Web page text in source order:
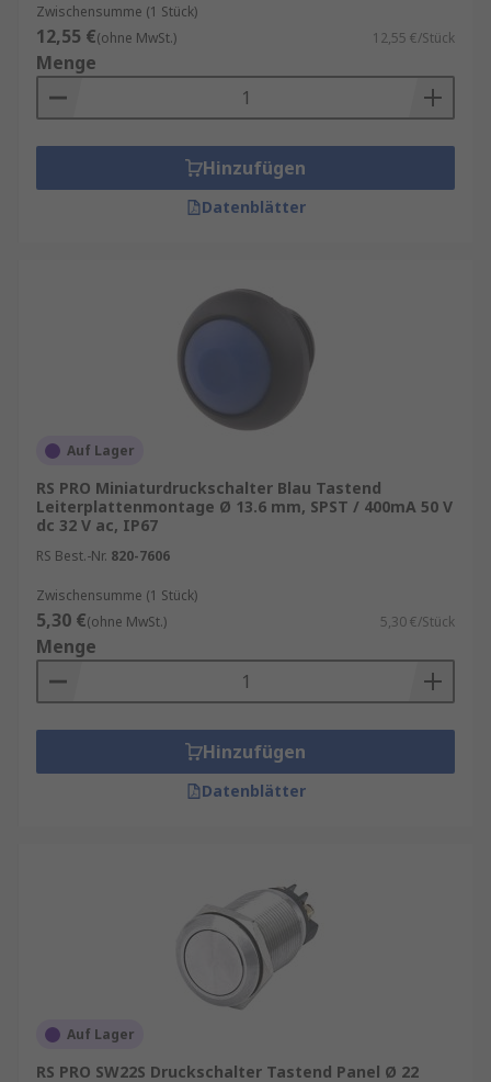
Zwischensumme (1 Stück)
12,55 €(ohne MwSt.) 12,55 €/Stück
Menge
Hinzufügen
Datenblätter
Auf Lager
RS PRO Miniaturdruckschalter Blau Tastend
Leiterplattenmontage Ø 13.6 mm, SPST / 400mA 50 V
dc 32 V ac, IP67
RS Best.-Nr. 820-7606
Zwischensumme (1 Stück)
5,30 €(ohne MwSt.) 5,30 €/Stück
Menge
Hinzufügen
Datenblätter
Auf Lager
RS PRO SW22S Druckschalter Tastend Panel Ø 22